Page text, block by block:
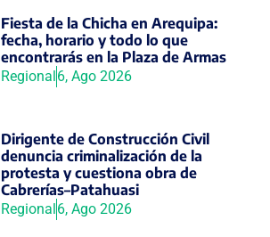
Fiesta de la Chicha en Arequipa:
fecha, horario y todo lo que
encontrarás en la Plaza de Armas
Regional6, Ago 2026
Dirigente de Construcción Civil
denuncia criminalización de la
protesta y cuestiona obra de
Cabrerías–Patahuasi
Regional6, Ago 2026